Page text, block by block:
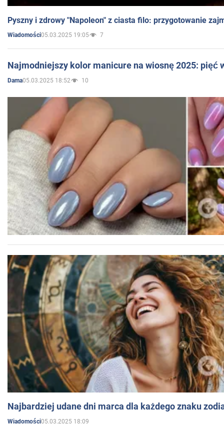
Pyszny i zdrowy "Napoleon" z ciasta filo: przygotowanie
Wiadomości05.03.2025 19:05 7
Najmodniejszy kolor manicure na wiosnę 2025: pięć
Dama05.03.2025 18:52 10
Najbardziej udane dni marca dla każdego znaku
Wiadomości05.03.2025 18:09